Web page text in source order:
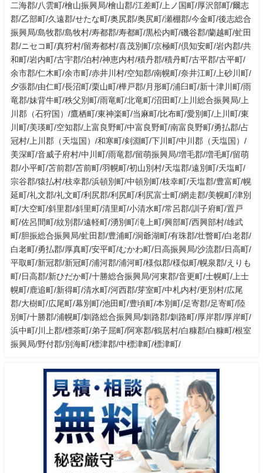
二海郡/八雲町/檜山振興局/檜山郡/江差町/上ノ国町/厚沢部町/爾志
郡/乙部町/久遠郡/せたな町/奥尻郡/奥尻町/瀬棚郡/今金町/後志総合
振興局/島牧郡/島牧村/寿都郡/寿都町/黒松内町/磯谷郡/蘭越町/虻田
郡/ニセコ町/真狩村/留寿都村/喜茂別町/京極町/倶知安町/岩内郡/共
和町/岩内町/古宇郡/泊村/神恵内村/積丹郡/積丹町/古平郡/古平町/
余市郡/仁木町/余市町/赤井川村/空知郡/南幌町/奈井江町/上砂川町/
夕張郡/由仁町/長沼町/栗山町/樺戸郡/月形町/浦臼町/新十津川町/雨
竜郡/妹背牛町/秩父別町/雨竜町/北竜町/沼田町/上川総合振興局/上
川郡（石狩国）/鷹栖町/東神楽町/当麻町/比布町/愛別町/上川町/東
川町/美瑛町/空知郡/上富良野町/中富良野町/南富良野町/勇払郡/占
冠村/上川郡（天塩国）/和寒町/剣淵町/下川町/中川郡（天塩国）/
美深町/音威子府村/中川町/雨竜郡/留萌振興局/増毛郡/増毛町/留萌
郡/小平町/苫前郡/苫前町/羽幌町/初山別村/天塩郡/遠別町/天塩町/
宗谷郡/猿払村/枝幸郡/浜頓別町/中頓別町/枝幸町/天塩郡/豊富町/幌
延町/礼文郡/礼文町/利尻郡/利尻町/利尻富士町/網走郡/美幌町/津別
町/大空町/斜里郡/斜里町/清里町/小清水町/常呂郡/訓子府町/置戸
町/佐呂間町/紋別郡/遠軽町/湧別町/滝上町/興部町/西興部村/雄武
町/胆振総合振興局/虻田郡/豊浦町/洞爺湖町/有珠郡/壮瞥町/白老郡/
白老町/勇払郡/厚真町/安平町/むかわ町/日高振興局/沙流郡/日高町/
平取町/新冠郡/新冠町/浦河郡/浦河町/様似郡/様似町/幌泉郡/えりも
町/日高郡/新ひだか町/十勝総合振興局/河東郡/音更町/士幌町/上士
幌町/鹿追町/新得町/清水町/河西郡/芽室町/中札内村/更別村/広尾
郡/大樹町/広尾町/幕別町/池田町/豊頃町/本別町/足寄郡/足寄町/陸
別町/十勝郡/浦幌町/釧路総合振興局/釧路郡/釧路町/厚岸郡/厚岸町/
浜中町/川上郡/標茶町/弟子屈町/阿寒郡/鶴居村/白糠郡/白糠町/根室
振興局/野付郡/別海町/標津郡/中標津町/標津町/